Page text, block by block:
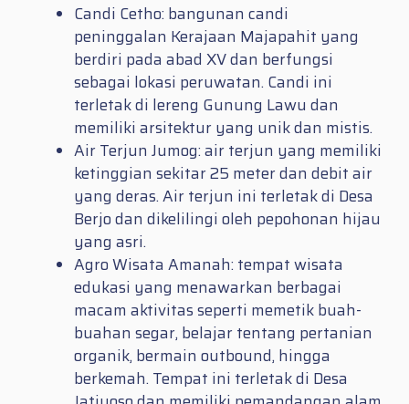
Candi Cetho: bangunan candi
peninggalan Kerajaan Majapahit yang
berdiri pada abad XV dan berfungsi
sebagai lokasi peruwatan. Candi ini
terletak di lereng Gunung Lawu dan
memiliki arsitektur yang unik dan mistis.
Air Terjun Jumog: air terjun yang memiliki
ketinggian sekitar 25 meter dan debit air
yang deras. Air terjun ini terletak di Desa
Berjo dan dikelilingi oleh pepohonan hijau
yang asri.
Agro Wisata Amanah: tempat wisata
edukasi yang menawarkan berbagai
macam aktivitas seperti memetik buah-
buahan segar, belajar tentang pertanian
organik, bermain outbound, hingga
berkemah. Tempat ini terletak di Desa